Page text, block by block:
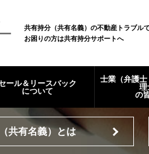
共有持分（共有名義）の不動産トラブル
お困りの方は共有持分サポートへ
ール＆リースバック
について
士業（弁護
理
の
共有名義）とは